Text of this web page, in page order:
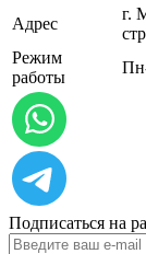
Адрес
г.
Режим
работы
Подписаться на